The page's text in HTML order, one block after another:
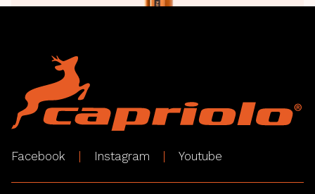
Facebook Instagram Youtube